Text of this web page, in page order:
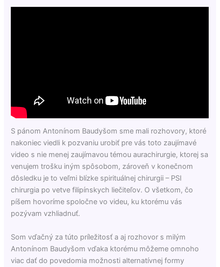
S pánom Antonínom Baudyšom sme mali rozhovory, ktoré
nakoniec viedli k pozvaniu urobiť pre vás toto zaujímavé
video s nie menej zaujímavou témou aurachirurgie, ktorej sa
venujem trošku iným spôsobom, zároveň v konečnom
dôsledku je to veľmi blízke spirituálnej chirurgii – PSI
chirurgia po vetve filipínskych liečiteľov. O všetkom, čo
píšem hovoríme spoločne vo videu, ku ktorému vás
pozývam vzhliadnuť.
Som vďačný za túto príležitosť a aj rozhovor s milým
Antonínom Baudyšom vďaka ktorému môžeme omnoho
viac dať do povedomia možnosti alternatívnej formy